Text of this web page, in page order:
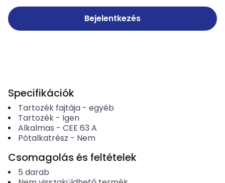
Bejelentkezés
Specifikációk
Tartozék fajtája- egyéb
Tartozék- Igen
Alkalmas - CEE 63 A
Pótalkatrész - Nem
Csomagolás és feltételek
5 darab